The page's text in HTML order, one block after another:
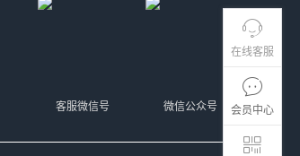
在线客服
会员中心
微信公众号
客服微信号